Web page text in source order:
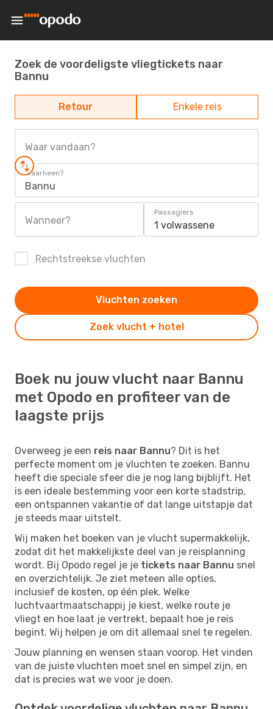
Zoek de voordeligste vliegtickets naar
Bannu
Retour Enkele reis
Waar vandaan?
Waarheen?
Bannu
Wanneer?
Passagiers
1 volwassene
Rechtstreekse vluchten
Zoek vlucht + hotel
Vluchten zoeken
Boek nu jouw vlucht naar Bannu
met Opodo en profiteer van de
laagste prijs
Overweeg je een reis naar Bannu? Dit is het
perfecte moment om je vluchten te zoeken. Bannu
heeft die speciale sfeer die je nog lang bijblijft. Het
is een ideale bestemming voor een korte stadstrip,
een ontspannen vakantie of dat lange uitstapje dat
je steeds maar uitstelt.
Wij maken het boeken van je vlucht supermakkelijk,
zodat dit het makkelijkste deel van je reisplanning
wordt. Bij Opodo regel je je tickets naar Bannu snel
en overzichtelijk. Je ziet meteen alle opties,
inclusief de kosten, op één plek. Welke
luchtvaartmaatschappij je kiest, welke route je
vliegt en hoe laat je vertrekt, bepaalt hoe je reis
begint. Wij helpen je om dit allemaal snel te regelen.
Jouw planning en wensen staan voorop. Het vinden
van de juiste vluchten moet snel en simpel zijn, en
dat is precies wat we voor je doen.